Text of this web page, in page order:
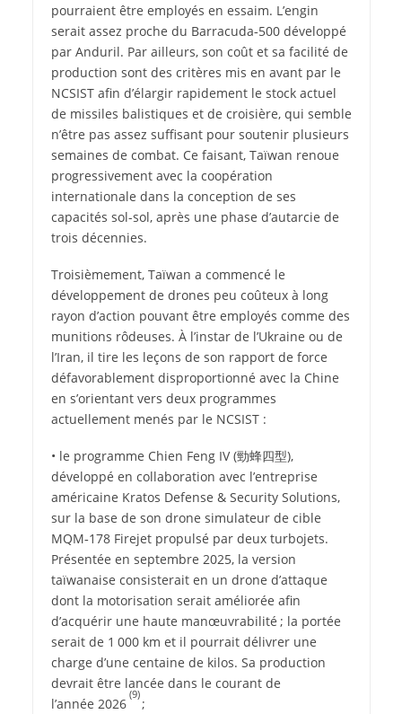
pourraient être employés en essaim. L’engin
serait assez proche du Barracuda‑500 développé
par Anduril. Par ailleurs, son coût et sa facilité de
production sont des critères mis en avant par le
NCSIST afin d’élargir rapidement le stock actuel
de missiles balistiques et de croisière, qui semble
n’être pas assez suffisant pour soutenir plusieurs
semaines de combat. Ce faisant, Taïwan renoue
progressivement avec la coopération
internationale dans la conception de ses
capacités sol-sol, après une phase d’autarcie de
trois décennies.
Troisièmement, Taïwan a commencé le
développement de drones peu coûteux à long
rayon d’action pouvant être employés comme des
munitions rôdeuses. À l’instar de l’Ukraine ou de
l’Iran, il tire les leçons de son rapport de force
défavorablement disproportionné avec la Chine
en s’orientant vers deux programmes
actuellement menés par le NCSIST :
• le programme Chien Feng IV (勁蜂四型),
développé en collaboration avec l’entreprise
américaine Kratos Defense & Security Solutions,
sur la base de son drone simulateur de cible
MQM‑178 Firejet propulsé par deux turbojets.
Présentée en septembre 2025, la version
taïwanaise consisterait en un drone d’attaque
dont la motorisation serait améliorée afin
d’acquérir une haute manœuvrabilité ; la portée
serait de 1 000 km et il pourrait délivrer une
charge d’une centaine de kilos. Sa production
devrait être lancée dans le courant de
l’année 2026
(9)
;